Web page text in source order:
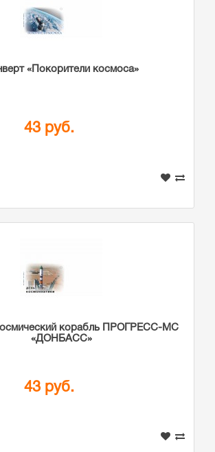
«Покорители космоса»
43 руб.
корабль ПРОГРЕСС-МС
«ДОНБАСС»
43 руб.